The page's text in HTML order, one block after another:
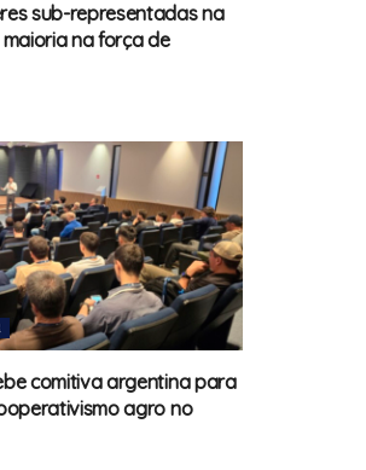
sub-representadas na
na força de
comitiva argentina para
agro no